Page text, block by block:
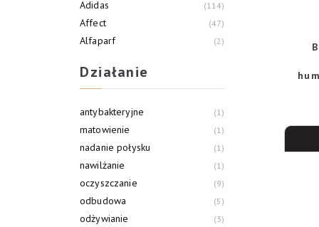
Adidas 114
Affect 47
Alfaparf 2
Allvernum
Działanie
antybakteryjne 1
matowienie 1
nadanie połysku 1
nawilżanie 1
oczyszczanie 9
odbudowa 5
odżywianie 3